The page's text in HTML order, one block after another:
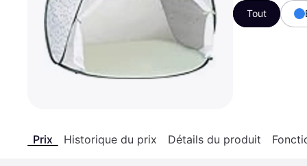
Voir tous
Tout
Prix Historique du prix Détails du produit